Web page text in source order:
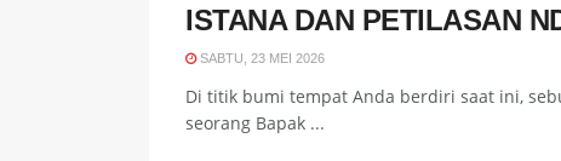
ISTANA DAN PETILASAN
SABTU, 23 MEI 2026
​Di titik bumi tempat Anda berdiri saat ini,
seorang Bapak ...